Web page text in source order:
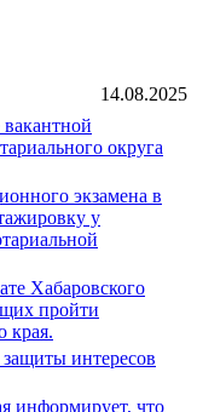
14.08.2025
округа
экзамена в
у
Хабаровского
пройти
края.
интересов
информирует, что